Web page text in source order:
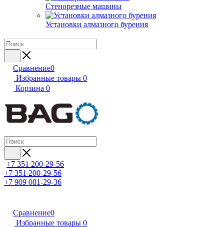
Стенорезные машины
Установки алмазного бурения
Сравнение0
Избранные товары 0
Корзина 0
+7 351 200-29-56
+7 351 200-29-56
+7 909 081-29-36
Сравнение0
Избранные товары 0